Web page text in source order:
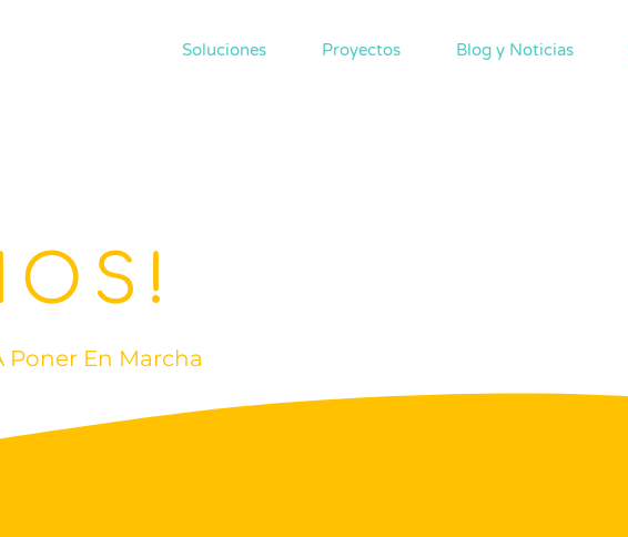
Soluciones Proyectos Blog y Noticias
Poner En Marcha